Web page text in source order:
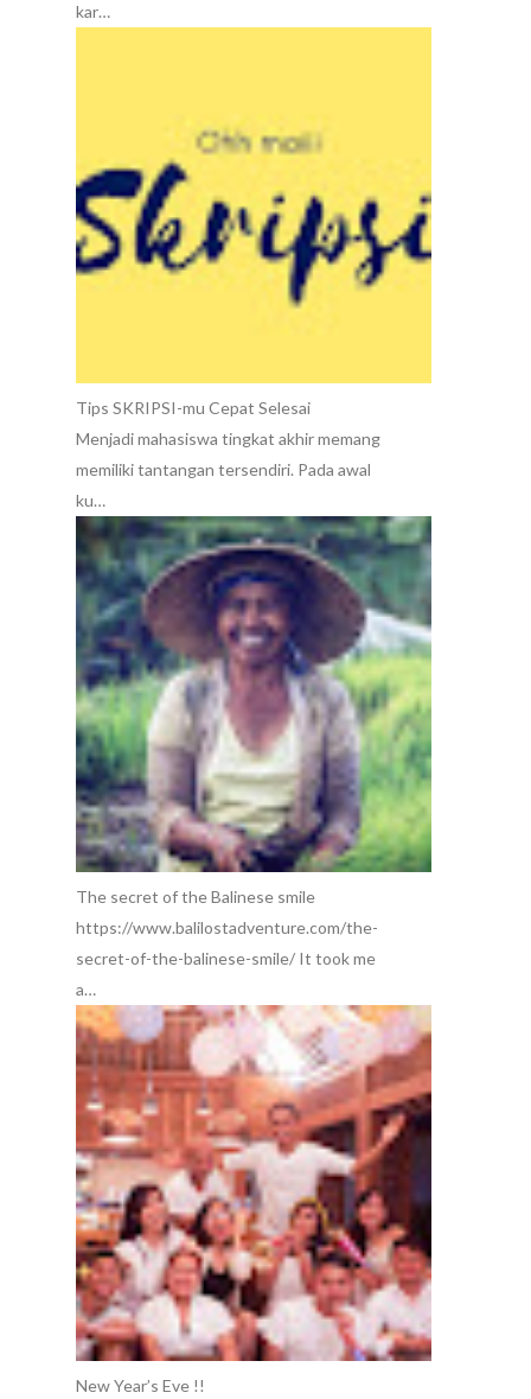
kar…
Tips SKRIPSI-mu Cepat Selesai
Menjadi mahasiswa tingkat akhir memang
memiliki tantangan tersendiri. Pada awal
ku…
The secret of the Balinese smile
https://www.balilostadventure.com/the-
secret-of-the-balinese-smile/ It took me
a…
New Year’s Eve !!